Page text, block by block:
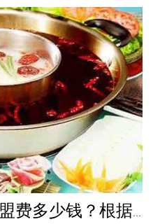
渝香居重庆火锅加盟费多少钱？根据所在城市进行规划非常合适创业